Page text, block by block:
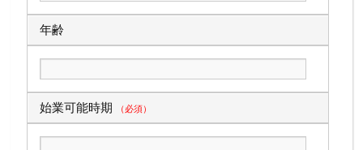
年齢
始業可能時期 （必須）